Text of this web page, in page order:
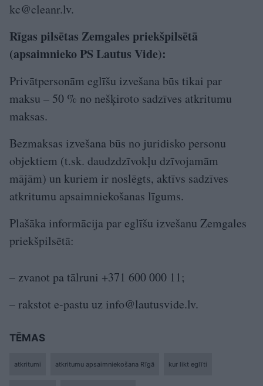
kc@cleanr.lv.
Rīgas pilsētas Zemgales priekšpilsētā
(apsaimnieko PS Lautus Vide):
Privātpersonām eglīšu izvešana būs tikai par
maksu – 50 % no nešķiroto sadzīves atkritumu
maksas.
Bezmaksas izvešana būs no juridisko personu
objektiem (t.sk. daudzdzīvokļu dzīvojamām
mājām) un kuriem ir noslēgts, aktīvs sadzīves
atkritumu apsaimniekošanas līgums.
Plašāka informācija par eglīšu izvešanu Zemgales
priekšpilsētā:
– zvanot pa tālruni +371 600 000 11;
– rakstot e-pastu uz info@lautusvide.lv.
TĒMAS
atkritumi atkritumu apsaimniekošana Rīgā kur likt eglīti